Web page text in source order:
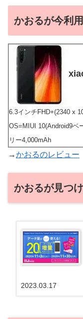
かおるが今利
6.3インチFHD+(2340 x
OS=MIUI 10(Android9ベ
リー4,000mAh
→かおるのレビュー
かおるが見つ
2023.03.17